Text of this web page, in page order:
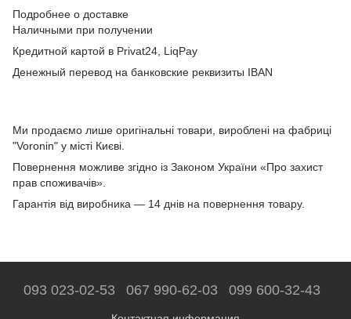
Подробнее о доставке
Наличными при получении
Кредитной картой в Privat24, LiqPay
Денежный перевод на банковские реквизиты IBAN
Ми продаємо лише оригінальні товари, вироблені на фабриці
"Voronin" у місті Києві.
Повернення можливе згідно із Законом України «Про захист
прав споживачів».
Гарантія від виробника — 14 днів на повернення товару.
093 023-02-53 067 990-62-03 099 600-32-43